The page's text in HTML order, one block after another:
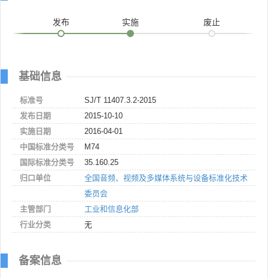
发布 实施 废止
基础信息
标准号
SJ/T 11407.3.2-2015
发布日期
2015-10-10
实施日期
2016-04-01
中国标准分类号
M74
国际标准分类号
35.160.25
归口单位
全国音频、视频及多媒体系统与设备标准化技术
委员会
主管部门
工业和信息化部
行业分类
无
备案信息